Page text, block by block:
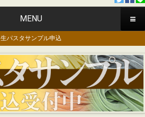
MENU
生パスタサンプル申込